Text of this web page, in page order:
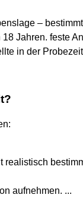
–
Jahren. feste
in der
realistisch
aufnehmen. ...